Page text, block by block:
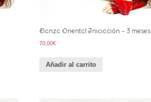
Danza Oriental Iniciación – 3 meses
70,00€
Añadir al carrito